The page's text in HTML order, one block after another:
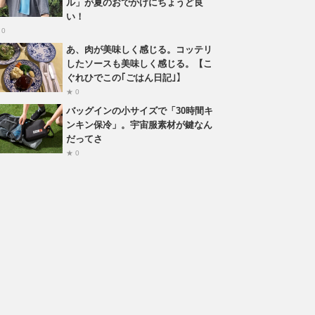
ル」が夏のおでかけにちょうど良
い！
あ、肉が美味しく感じる。コッテリ
したソースも美味しく感じる。【こ
ぐれひでこの｢ごはん日記｣】
★ 0
バッグインの小サイズで「30時間キ
ンキン保冷」。宇宙服素材が鍵なん
だってさ
★ 0